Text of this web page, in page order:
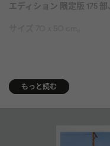
エディション 限定版 175 部
Rag® Bright White にアー
仕上げ 右下隅に番号
もっと読む